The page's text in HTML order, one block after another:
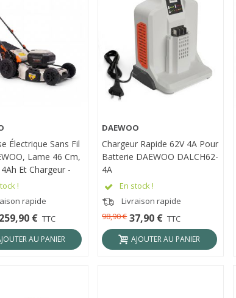
RAPIDE
Électrique Sans Fil
Lame 46 Cm,
Et Chargeur -
18SP-K1
!
rapide
259,90 € TTC
AU PANIER
APERÇU RAPIDE
DAEWOO
Chargeur Rapide 62V 4A Pour
Batterie DAEWOO DALCH62-
4A
En stock !
Livraison rapide
37,90 € TTC
98,90 €
AJOUTER AU PANIER